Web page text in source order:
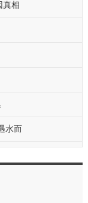
真相
水而